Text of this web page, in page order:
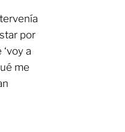
por
a
me